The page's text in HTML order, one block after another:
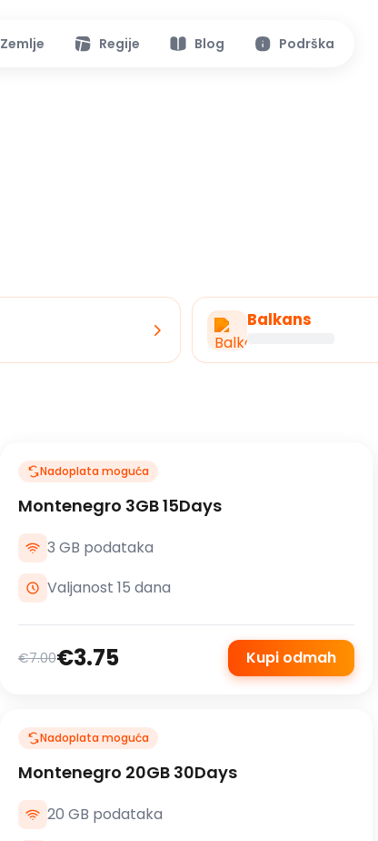
Zemlje Regije Blog Podrška
Balkans
Nadoplata moguća
Montenegro 3GB 15Days
3 GB podataka
Valjanost 15 dana
€7.00€3.75 Kupi odmah
Nadoplata moguća
Montenegro 20GB 30Days
20 GB podataka